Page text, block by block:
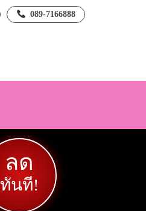
089-7166888
ลด
ทันที!